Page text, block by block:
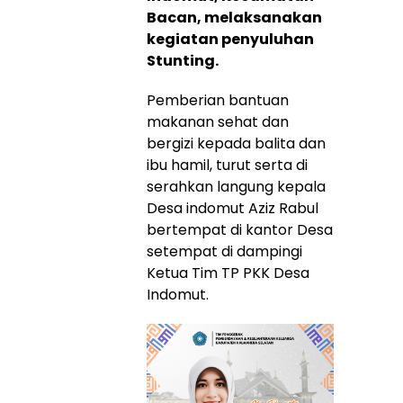
Bacan, melaksanakan
kegiatan penyuluhan
Stunting.
Pemberian bantuan
makanan sehat dan
bergizi kepada balita dan
ibu hamil, turut serta di
serahkan langung kepala
Desa indomut Aziz Rabul
bertempat di kantor Desa
setempat di dampingi
Ketua Tim TP PKK Desa
Indomut.